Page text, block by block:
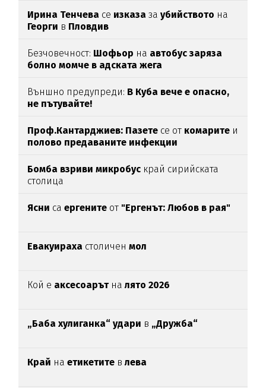
Ирина Тенчева се изказазаубийството на
Георги в Пловдив
Безчовечност: Шофьор на автобус заряза
болно момче в адската жега
Външно предупреди: В Куба вече е опасно,
не пътувайте!
Проф.Кантарджиев: Пазете се от комарите и
полово предаваните инфекции
Бомба взриви микробус край сирийската
столица
Ясни са ергените от "Ергенът: Любов в рая"
Евакуираха столиченмол
Кой е аксесоарътналято 2026
„Баба хулиганка“ удари в „Дружба“
Край наетикетите влева